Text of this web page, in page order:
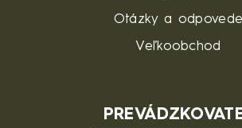
Otázky a odpovede
Veľkoobchod